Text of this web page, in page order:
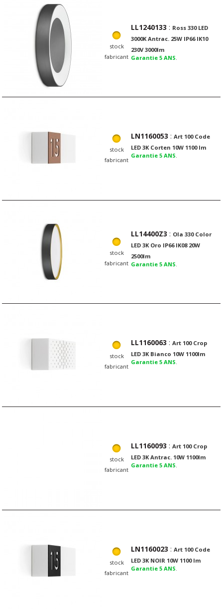
stock
fabricant
LL1240133 : Ross 330 LED
3000K Antrac. 25W IP66 IK10
230V 3000lm
Garantie 5 ANS.
stock
fabricant
LN1160053 :Art 100 Code
LED 3K Corten 10W 1100 lm
Garantie 5 ANS.
stock
fabricant
LL14400Z3 : Ola 330 Color
LED 3K Oro IP66 IK08 20W
2500lm
Garantie 5 ANS.
stock
fabricant
LL1160063 :Art 100 Crop
LED 3K Bianco 10W 1100lm
Garantie 5 ANS.
stock
fabricant
LL1160093 :Art 100 Crop
LED 3K Antrac. 10W 1100lm
Garantie 5 ANS.
stock
fabricant
LN1160023 :Art 100 Code
LED 3K NOIR 10W 1100 lm
Garantie 5 ANS.